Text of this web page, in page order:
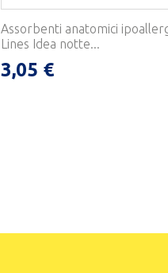
Assorbenti anatomici
Lines Idea notte...
3,05 €